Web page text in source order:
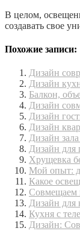
В целом,
создавать свое
Похожие записи:
Дизайн
Дизайн
Балкон,
Дизайн
Дизайн
Дизайн
Дизайн
Дизайн
Хрущевка
Мой опыт:
Какое
Совмещаем
Дизайн
Кухня с
Дизайн: